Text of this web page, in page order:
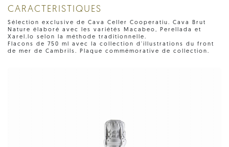
CARACTERISTIQUES
Sélection exclusive de Cava Celler Cooperatiu. Cava Brut
Nature élaboré avec les variétés Macabeo, Perellada et
Xarel.lo selon la méthode traditionnelle.
Flacons de 750 ml avec la collection d'illustrations du front
de mer de Cambrils. Plaque commémorative de collection.